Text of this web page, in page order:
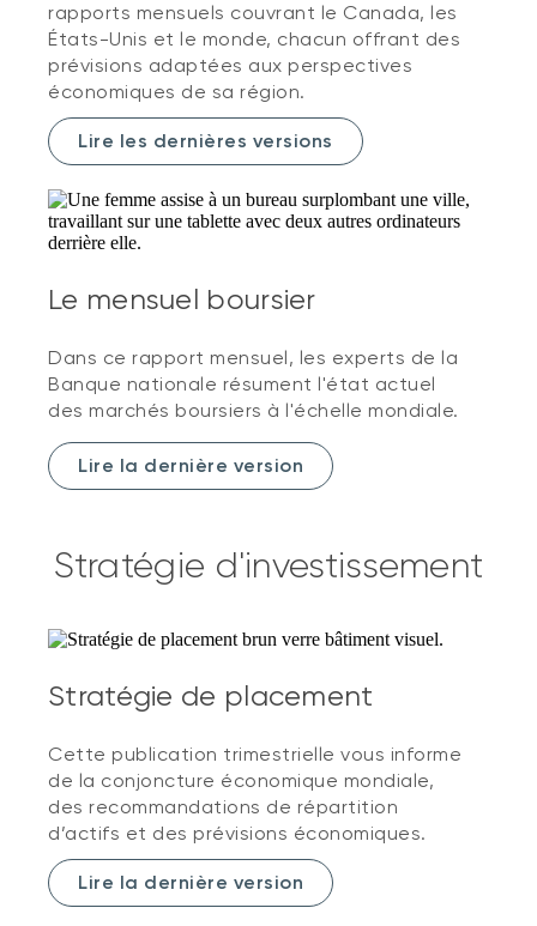
rapports mensuels couvrant le Canada, les
États-Unis et le monde, chacun offrant des
prévisions adaptées aux perspectives
économiques de sa région.
Lire les dernières versions
Le mensuel boursier
Dans ce rapport mensuel, les experts de la
Banque nationale résument l'état actuel
des marchés boursiers à l'échelle mondiale.
Lire la dernière version
Stratégie d'investissement
Stratégie de placement
Cette publication trimestrielle vous informe
de la conjoncture économique mondiale,
des recommandations de répartition
d’actifs et des prévisions économiques.
Lire la dernière version